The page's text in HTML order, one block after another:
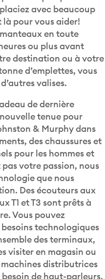
avec beaucoup
là pour vous aider!
en toute
ou plus avant
destination ou à votre
d’emplettes, vous
valises.
de dernière
tenue pour
& Murphy dans
des chaussures et
pour les hommes et
pas votre passion, nous
que nous
Des écouteurs aux
T1 et T3 sont prêts à
Vous pouvez
technologiques
des terminaux,
visiter en magasin ou
distributrices
de haut-parleurs,